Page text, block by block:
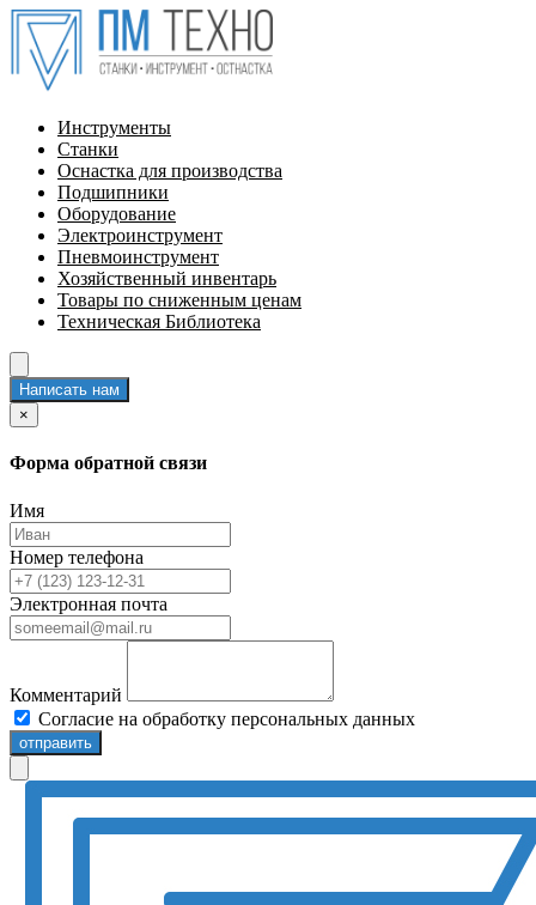
Инструменты
Станки
Оснастка для производства
Подшипники
Оборудование
Электроинструмент
Пневмоинструмент
Хозяйственный инвентарь
Товары по сниженным ценам
Техническая Библиотека
Написать нам
×
Форма обратной связи
Имя
Номер телефона
Электронная почта
Комментарий
Согласие на обработку персональных данных
отправить